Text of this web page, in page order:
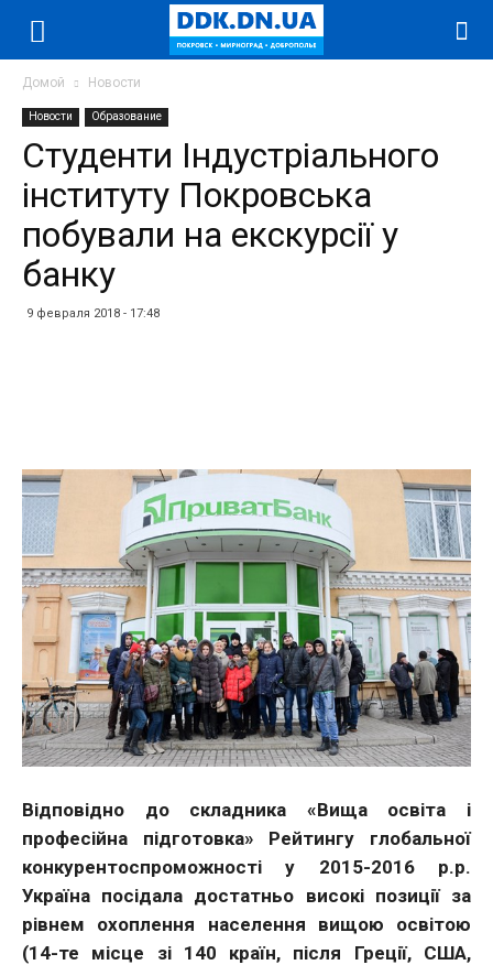
Домой Новости
Новости Образование
Студенти Індустріального
інституту Покровська
побували на екскурсії у
банку
9 февраля 2018 - 17:48
Відповідно до складника «Вища освіта і
професійна підготовка» Рейтингу глобальної
конкурентоспроможності у 2015-2016 р.р.
Україна посідала достатньо високі позиції за
рівнем охоплення населення вищою освітою
(14-те місце зі 140 країн, після Греції, США,